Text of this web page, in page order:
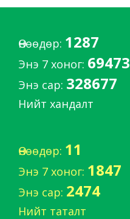
Өнөөдөр: 1287
Энэ 7 хоног: 69473
Энэ сар: 328677
Нийт хандалт
Өнөөдөр: 11
Энэ 7 хоног: 1847
Энэ сар: 2474
Нийт таталт